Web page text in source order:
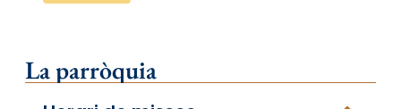
La parròquia